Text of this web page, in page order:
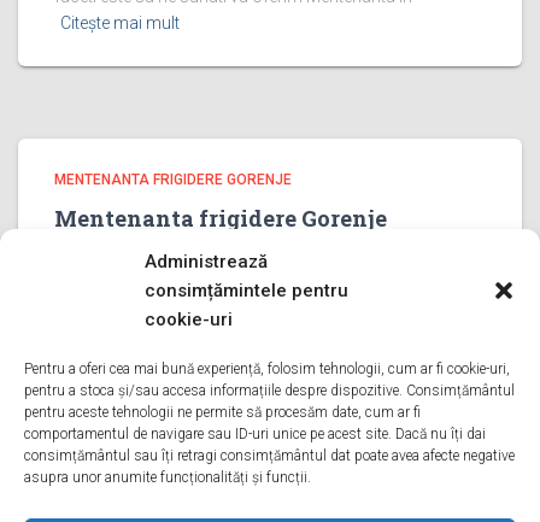
Administrează
consimțămintele pentru
cookie-uri
Pentru a oferi cea mai bună experiență, folosim tehnologii, cum ar fi cookie-uri,
pentru a stoca și/sau accesa informațiile despre dispozitive. Consimțământul
pentru aceste tehnologii ne permite să procesăm date, cum ar fi
comportamentul de navigare sau ID-uri unice pe acest site. Dacă nu îți dai
consimțământul sau îți retragi consimțământul dat poate avea afecte negative
asupra unor anumite funcționalități și funcții.
Citește mai mult
MENTENANTA FRIGIDERE GORENJE
Mentenanta frigidere Gorenje
PRAHOVA
Mentenanta frigidere Gorenje PRAHOVA Bine ati venit pe
pagina noastra de Mentenanta frigidere Gorenje
trebuie sa faceti este sa ne sunati va oferim Mentenanta
in Citește mai mult